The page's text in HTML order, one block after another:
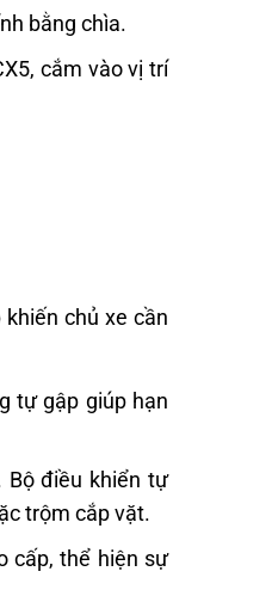
bằng chìa.
cắm vào vị trí
chủ xe cần
tự gập giúp hạn
Bộ điều khiển tự
trộm cắp vặt.
cấp, thể hiện sự